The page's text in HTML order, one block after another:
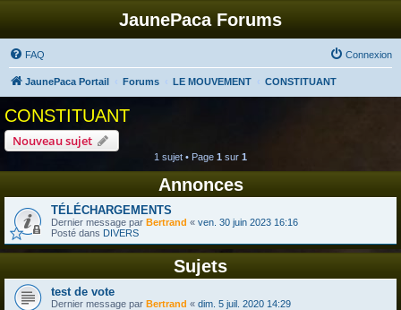
JaunePaca Forums
FAQ Connexion
JaunePaca Portail Forums LE MOUVEMENT CONSTITUANT
CONSTITUANT
Nouveau sujet
1 sujet • Page 1 sur 1
Annonces
TÉLÉCHARGEMENTS
Dernier message par Bertrand « ven. 30 juin 2023 16:16
Posté dans DIVERS
Sujets
test de vote
Dernier message par Bertrand « dim. 5 juil. 2020 14:29